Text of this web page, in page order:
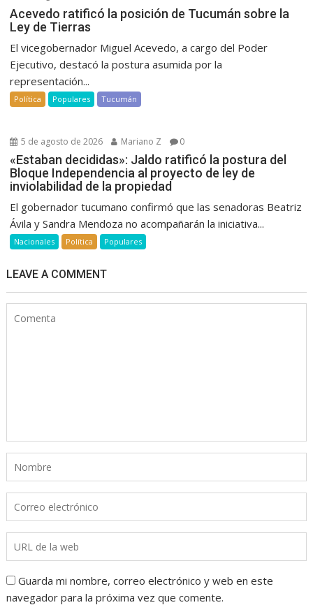
Acevedo ratificó la posición de Tucumán sobre la
Ley de Tierras
El vicegobernador Miguel Acevedo, a cargo del Poder
Ejecutivo, destacó la postura asumida por la
representación...
Política Populares Tucumán
5 de agosto de 2026 Mariano Z 0
«Estaban decididas»: Jaldo ratificó la postura del
Bloque Independencia al proyecto de ley de
inviolabilidad de la propiedad
El gobernador tucumano confirmó que las senadoras Beatriz
Ávila y Sandra Mendoza no acompañarán la iniciativa...
Nacionales Política Populares
LEAVE A COMMENT
Guarda mi nombre, correo electrónico y web en este
navegador para la próxima vez que comente.